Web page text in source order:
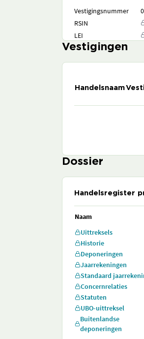
Vestigingsnummer
RSIN
LEI
Vestigingen
Handelsnaam
Dossier
Handelsregister
Naam
Uittreksels
Historie
Deponeringen
Jaarrekeningen
Standaard
Concernrelaties
Statuten
UBO-uittreksel
Buitenlandse
deponeringen